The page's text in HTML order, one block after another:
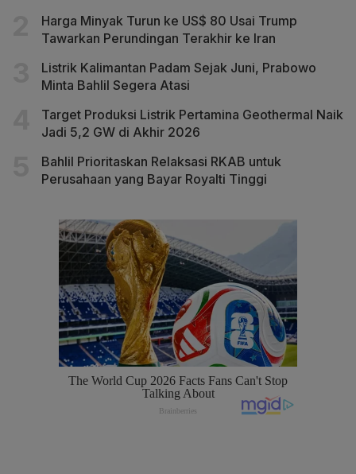
Harga Minyak Turun ke US$ 80 Usai Trump
Tawarkan Perundingan Terakhir ke Iran
Listrik Kalimantan Padam Sejak Juni, Prabowo
Minta Bahlil Segera Atasi
Target Produksi Listrik Pertamina Geothermal Naik
Jadi 5,2 GW di Akhir 2026
Bahlil Prioritaskan Relaksasi RKAB untuk
Perusahaan yang Bayar Royalti Tinggi